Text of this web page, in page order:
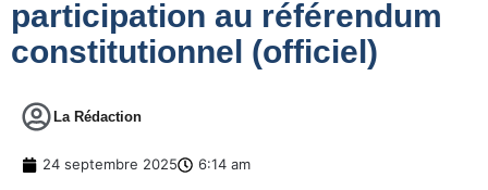
participation au référendum
constitutionnel (officiel)
La Rédaction
24 septembre 2025 6:14 am